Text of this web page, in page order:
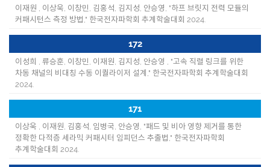
이재원 , 이상욱, 이창민, 김홍석, 김지성, 안승영, "하프 브릿지 전력 모듈의
커패시턴스 측정 방법," 한국전자파학회 추계학술대회 2024.
172
이성희 , 류승훈, 이창민, 이재원, 김지성, 안승영 , "고속 직렬 링크를 위한
차동 채널의 비대칭 수동 이퀄라이저 설계," 한국전자파학회 추계학술대회
2024.
171
이상욱 , 이재원, 김홍석, 임병국, 안승영, "패드 및 비아 영향 제거를 통한
정확한 다적층 세라믹 커패시터 임피던스 추출법," 한국전자파학회
추계학술대회 2024.